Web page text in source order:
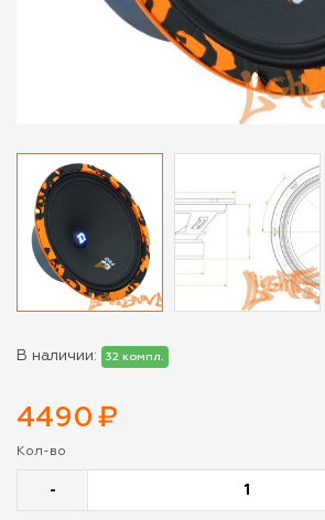
В наличии: 32 компл.
4490 ₽
Кол-во
-